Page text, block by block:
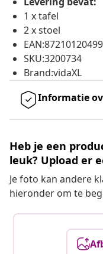
1 x tafel
2 x stoel
SKU:3200734
Brand:vidaXL
Informatie
Heb je een
leuk? Upload er
Je foto kan andere
hieronder om te